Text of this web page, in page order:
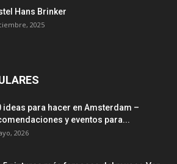
Hans Brinker
2025
ideas para hacer en Amsterdam –
y eventos para...
2026